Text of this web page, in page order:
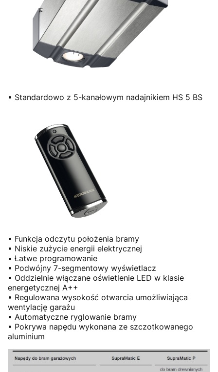
• Standardowo z 5-kanałowym nadajnikiem HS 5 BS
• Funkcja odczytu położenia bramy
• Niskie zużycie energii elektrycznej
• Łatwe programowanie
• Podwójny 7-segmentowy wyświetlacz
• Oddzielnie włączane oświetlenie LED w klasie
energetycznej A++
• Regulowana wysokość otwarcia umożliwiająca
wentylację garażu
• Automatyczne ryglowanie bramy
• Pokrywa napędu wykonana ze szczotkowanego
aluminium